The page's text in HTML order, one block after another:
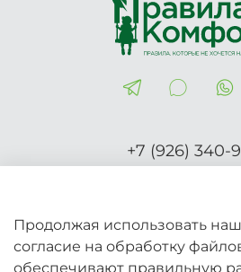
+7 (926) 340-
2026 © Вся информация на сайте
Продолжая использовать
согласие на обработку
обеспечивают правильную